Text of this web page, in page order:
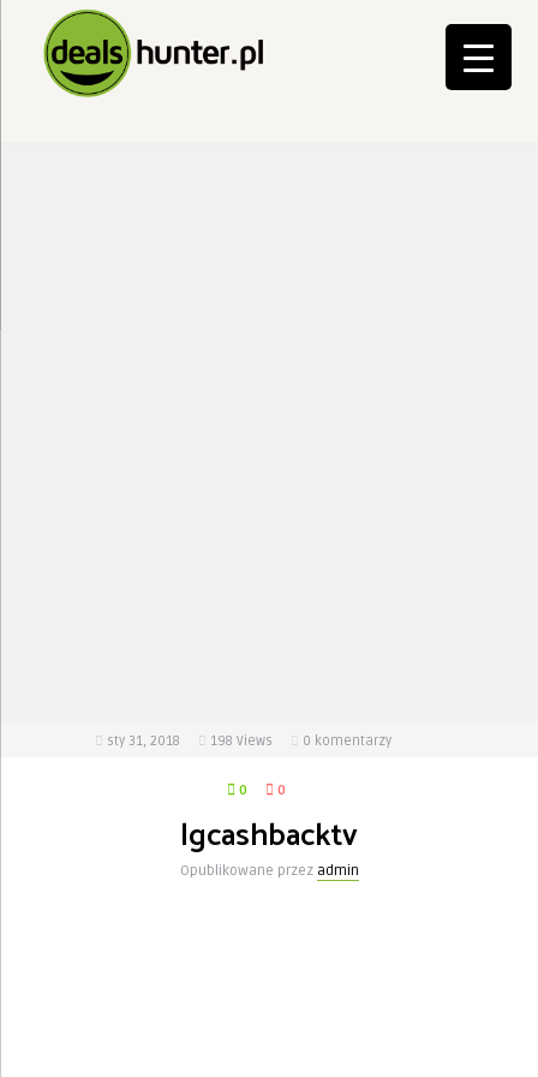
sty 31, 2018 198 Views 0 komentarzy
0 0
lgcashbacktv
Opublikowane przez admin